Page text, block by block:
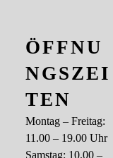
ÖFFNU
NGSZEI
TEN
Montag – Freitag:
11.00 – 19.00 Uhr
Samstag: 10.00 –